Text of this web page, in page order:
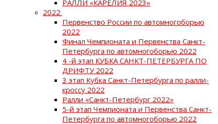
РАЛЛИ «КАРЕЛИЯ 2023»
2022
Первенство России по автомногоборью
2022
Финал Чемпионата и Первенства Санкт-
Петербурга по автомногоборью 2022
4 -й этап КУБКА САНКТ-ПЕТЕРБУРГА ПО
ДРИФТУ 2022
3 этап Кубка Санкт-Петербурга по ралли-
кроссу 2022
Ралли «Санкт-Петербург 2022»
5-й этап Чемпионата и Первенства Санкт-
Петербурга по автомногоборью 2022